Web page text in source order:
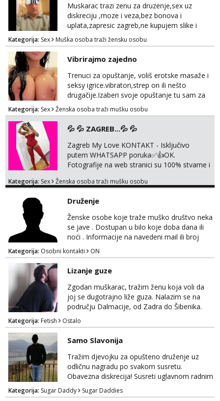
informacije moze na mail:
opustajucamasaza@hotmail.com Ili wapp
+385 95 5547 045
Muskarac trazi zenu za druzenje,sex uz
diskreciju ,moze i veza,bez bonova i
uplata,zapresic zagreb,ne kupujem slike i
videa
Kategorija: Sex Muška osoba traži žensku osobu
Vibrirajmo zajedno
Trenuci za opuštanje, voliš erotske masaže i
seksy igrice.vibratori,strep on ili nešto
drugačije.Izaberi svoje opuštanje tu sam za
tebe.sve info na mob 095/762-8147
Kategorija: Sex Ženska osoba traži mušku osobu
💦 💦 ZAGREB...💦 💦
Zagreb My Love KONTAKT - Isključivo
putem WHATSAPP poruka✅️👍OK.
Fotografije na web stranici su 100% stvarne i
dobrodošli! Ali informacije ću vam poslati
stanu; čista kupaonica i ručnici za vas prije ili
poslije masaže, nalazim se u centru grada. 🚫
NE POZIVI ,❌️ NE SEXCAM, ❌️NE
SEXCHATTING🚫...
Kategorija: Sex Ženska osoba traži mušku osobu
Druženje
Ženske osobe koje traže muško društvo neka
se jave . Dostupan u bilo koje doba dana ili
noći . Informacije na navedeni mail ili broj
mobitela.
Kategorija: Osobni kontakti ON
Lizanje guze
Zgodan muškarac, tražim ženu koja voli da
joj se dugotrajno liže guza. Nalazim se na
području Dalmacije, od Zadra do Šibenika.
Kategorija: Fetish Ostalo
Samo Slavonija
Tražim djevojku za opušteno druženje uz
odličnu nagradu po svakom susretu.
Obavezna diskrecija! Susreti uglavnom radnim
danima tijekom dana ali nije uvjet. Samo
Slavonija. osmarios984@gmail.com
Kategorija: Sugar Daddy Sugar Daddies